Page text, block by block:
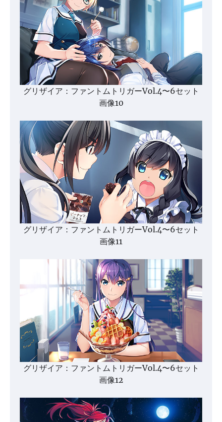
グリザイア：ファントムトリガーVol.4〜6セット
画像10
グリザイア：ファントムトリガーVol.4〜6セット
画像11
グリザイア：ファントムトリガーVol.4〜6セット
画像12